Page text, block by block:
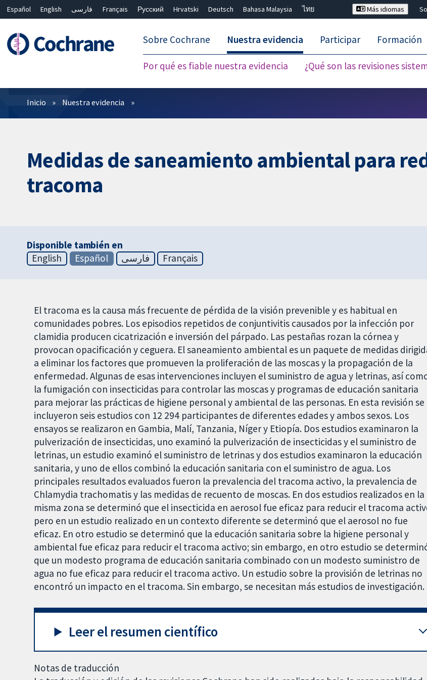
Español English فارسی Français Русский Hrvatski Deutsch Bahasa Malaysia
ไทย
Más idiomas
Sobre Cochrane Nuestra evidencia
Por qué es fiable nuestra evidencia ¿Qué son las revisiones
Participar Formación
Filtros
Inicio Nuestra evidencia
Medidas de saneamiento ambiental para
tracoma
Disponible también en
English
Español فارسی Français
El tracoma es la causa más frecuente de pérdida de la visión prevenible y es habitual en
comunidades pobres. Los episodios repetidos de conjuntivitis causados por la infección por
clamidia producen cicatrización e inversión del párpado. Las pestañas rozan la córnea y
provocan opacificación y ceguera. El saneamiento ambiental es un paquete de medidas
a eliminar los factores que promueven la proliferación de las moscas y la propagación de la
enfermedad. Algunas de esas intervenciones incluyen el suministro de agua y letrinas, así
la fumigación con insecticidas para controlar las moscas y programas de educación sanitaria
para mejorar las prácticas de higiene personal y ambiental de las personas. En esta revisión se
incluyeron seis estudios con 12 294 participantes de diferentes edades y ambos sexos. Los
ensayos se realizaron en Gambia, Malí, Tanzania, Níger y Etiopía. Dos estudios examinaron la
pulverización de insecticidas, uno examinó la pulverización de insecticidas y el suministro de
letrinas, un estudio examinó el suministro de letrinas y dos estudios examinaron la educación
sanitaria, y uno de ellos combinó la educación sanitaria con el suministro de agua. Los
principales resultados evaluados fueron la prevalencia del tracoma activo, la prevalencia de
Chlamydia trachomatis y las medidas de recuento de moscas. En dos estudios realizados en la
misma zona se determinó que el insecticida en aerosol fue eficaz para reducir el tracoma
pero en un estudio realizado en un contexto diferente se determinó que el aerosol no fue
eficaz. En otro estudio se determinó que la educación sanitaria sobre la higiene personal y
ambiental fue eficaz para reducir el tracoma activo; sin embargo, en otro estudio se
que un modesto programa de educación sanitaria combinado con un modesto suministro de
agua no fue eficaz para reducir el tracoma activo. Un estudio sobre la provisión de letrinas no
encontró un impacto en el tracoma. Sin embargo, se necesitan más estudios de investigación.
Leer el resumen científico
Notas de traducción